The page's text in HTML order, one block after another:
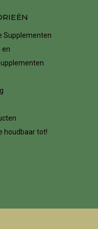
Supplementen
en
houdbaar tot!